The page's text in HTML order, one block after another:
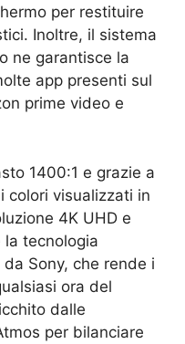
per restituire
Inoltre, il sistema
ne garantisce la
app presenti sul
prime video e
1400:1 e grazie a
colori visualizzati in
4K UHD e
la tecnologia
Sony, che rende i
ora del
dalle
per bilanciare